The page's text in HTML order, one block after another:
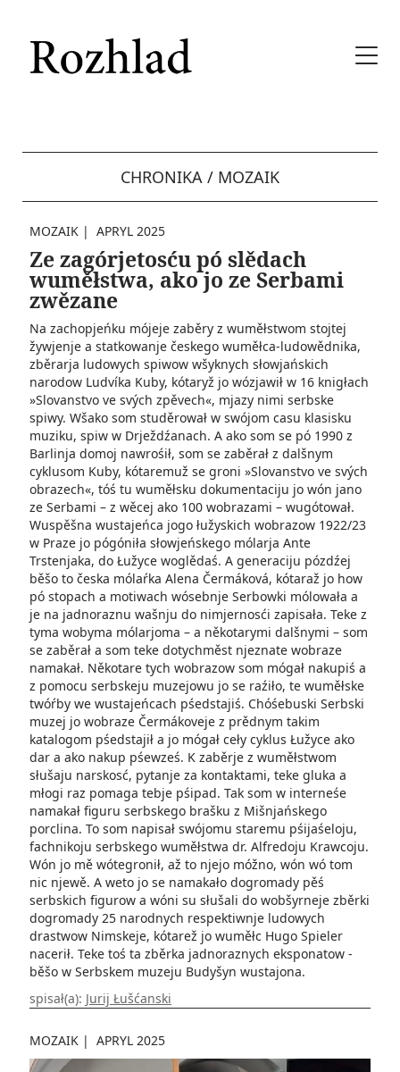
CHRONIKA / MOZAIK
MOZAIK | APRYL 2025
Ze zagórjetosću pó slědach
wuměłstwa, ako jo ze Serbami
zwězane
Na zachopjeńku mójeje zaběry z wuměłstwom stojtej
žywjenje a statkowanje českego wuměłca-ludowědnika,
zběrarja ludowych spiwow wšyknych słowjańskich
narodow Ludvíka Kuby, kótaryž jo wózjawił w 16 knigłach
»Slovanstvo ve svých zpěvech«, mjazy nimi serbske
spiwy. Wšako som studěrował w swójom casu klasisku
muziku, spiw w Drježdźanach. A ako­ som se pó 1990 z
Barlinja domoj nawrośił, som se zaběrał z dalšnym
cyklusom Kuby, kótaremuž se groni »Slovanstvo ve svých
obrazech«, tóś tu wuměłsku dokumentaciju jo wón jano
ze Serbami – z wěcej ako 100 wobrazami – wugótował.
Wuspěšna wustajeńca jogo łužyskich wobrazow 1922/23
w Praze jo pógóniła słowjeńskego mólarja Ante
Trstenjaka, do Łužyce woglědaś. A generaciju pózdźej
běšo to česka mólaŕka Alena Čermáková, kótaraž jo how
pó stopach a motiwach wósebnje Serbowki mólowała a
je na jadnoraznu wašnju do nimjernosći zapisała. Teke z
tyma wobyma mólarjoma – a někotarymi dalšnymi – som
se zaběrał a som teke dotychměst njeznate wobraze
namakał. Někotare tych wobrazow som mógał nakupiś a
z pomocu serbskeju muzejowu jo se raźiło, te wuměłske
twóŕby we wustajeńcach pśed­stajiś. Chóśebuski Serbski
muzej jo wobraze Čermákoveje z prědnym takim
katalogom pśedstajił a jo mógał ceły cyklus Łužyce ako
dar a ako­ nakup pśewześ. K zaběrje z wuměłstwom
słušaju narskosć, pytanje za kontaktami, teke gluka a
młogi raz pomaga tebje pśipad. Tak som w interneśe
namakał figuru serbskego brašku z Mišnjańskego
porclina. To som napisał swójomu staremu pśijaśeloju,
fachnikoju serbskego wuměłstwa dr. Alfredoju Krawcoju.
Wón jo mě wótegronił, až to njejo móžno, wón wó tom
nic njewě. A weto jo se namakało dogromady pěś
serbskich figurow a wóni su słušali do wobšyrneje zběrki
dogro­mady 25 narodnych respektiwnje ludowych
drastwow Nim­skeje, kó­tarež jo wuměłc Hugo Spieler
nacerił. Teke toś ta zběrka jadnoraznych eksponatow ­
běšo w Serbskem muzeju Bu­dyšyn wustajona.
spisał(a): Jurij Łušćanski
MOZAIK | APRYL 2025